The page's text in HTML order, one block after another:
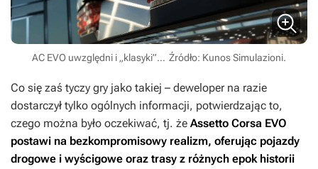
AC EVO uwzględni i „klasyki”… Źródło: Kunos Simulazioni.
Co się zaś tyczy gry jako takiej – deweloper na razie
dostarczył tylko ogólnych informacji, potwierdzając to,
czego można było oczekiwać, tj. że Assetto Corsa EVO
postawi na bezkompromisowy realizm, oferując pojazdy
drogowe i wyścigowe oraz trasy z różnych epok historii